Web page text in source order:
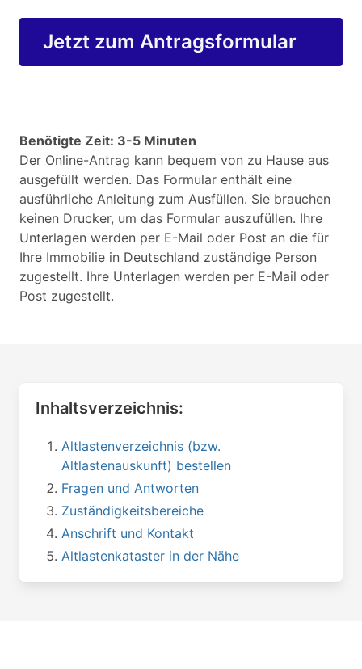
Jetzt zum Antragsformular
Benötigte Zeit: 3-5 Minuten
Der Online-Antrag kann bequem von zu Hause aus
ausgefüllt werden. Das Formular enthält eine
ausführliche Anleitung zum Ausfüllen. Sie brauchen
keinen Drucker, um das Formular auszufüllen. Ihre
Unterlagen werden per E-Mail oder Post an die für
Ihre Immobilie in Deutschland zuständige Person
zugestellt. Ihre Unterlagen werden per E-Mail oder
Post zugestellt.
Inhaltsverzeichnis:
Altlastenverzeichnis (bzw.
Altlastenauskunft) bestellen
Fragen und Antworten
Zuständigkeitsbereiche
Anschrift und Kontakt
Altlastenkataster in der Nähe